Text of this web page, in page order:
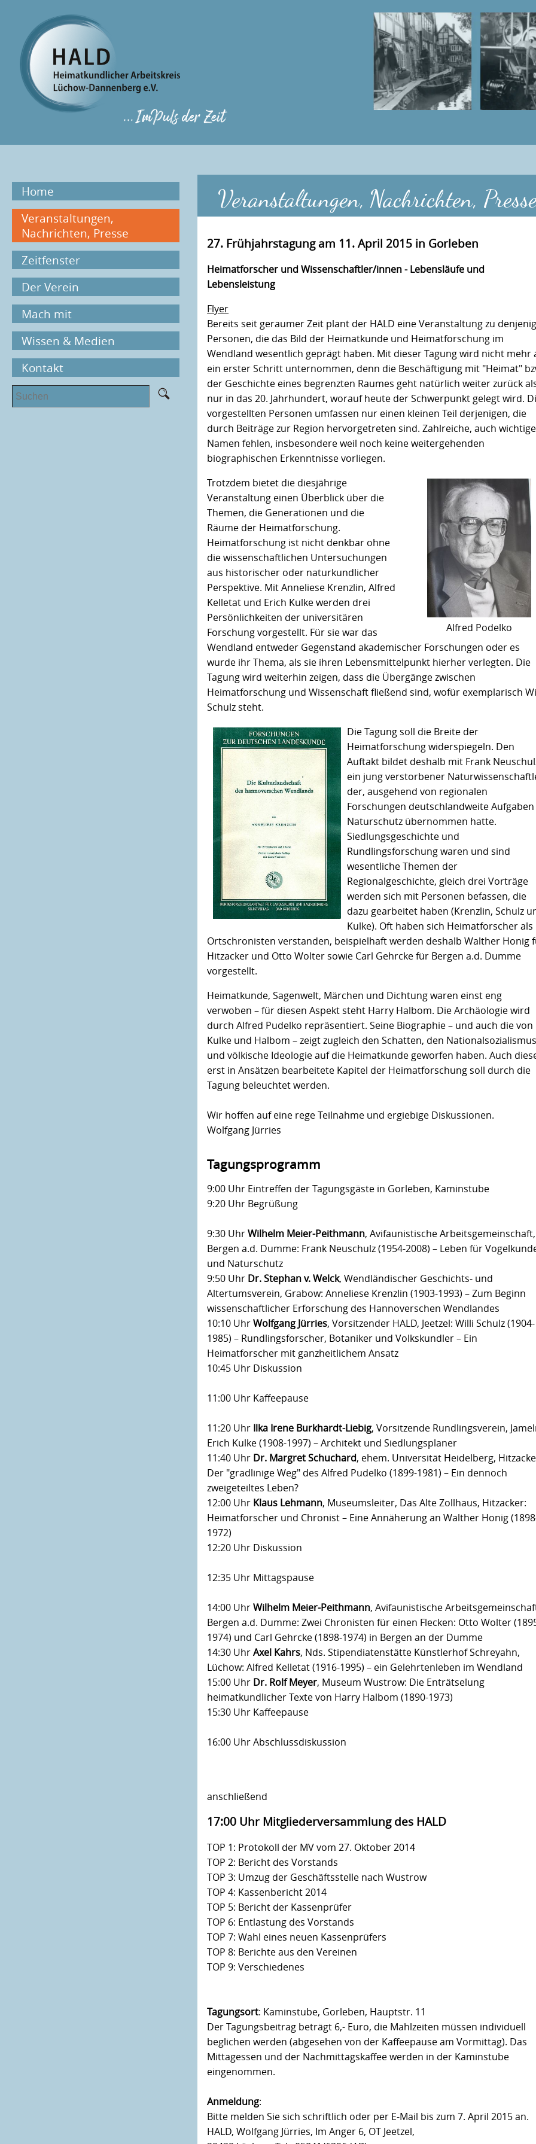
Home
Veranstaltungen,
Nachrichten, Presse
Zeitfenster
Frühjahrstagungen
Herbsttagungen
Der Verein
Vorstand + Mitgliedsvereine
Förderer
Satzung
Mach mit
Mitglied werden
Schulprojekte
Wissen & Medien
Jahreshefte
Wendland-Lexikon
Landschaft und Besiedlung
Kontakt
Impressum / Datenschutz
Veranstaltungen, Nachrichten,
27. Frühjahrstagung am 11. April 2015 in Gorleben
Heimatforscher und Wissenschaftler/innen - Lebensläufe und
Lebensleistung
Flyer
Bereits seit geraumer Zeit plant der HALD eine Veranstaltung zu
Personen, die das Bild der Heimatkunde und Heimatforschung im
Wendland wesentlich geprägt haben. Mit dieser Tagung wird nicht mehr
ein erster Schritt unternommen, denn die Beschäftigung mit "Heimat"
der Geschichte eines begrenzten Raumes geht natürlich weiter zurück
nur in das 20. Jahrhundert, worauf heute der Schwerpunkt gelegt wird.
vorgestellten Personen umfassen nur einen kleinen Teil derjenigen, die
durch Beiträge zur Region hervorgetreten sind. Zahlreiche, auch wichtige
Namen fehlen, insbesondere weil noch keine weitergehenden
biographischen Erkenntnisse vorliegen.
Alfred Podelko
Trotzdem bietet die diesjährige
Veranstaltung einen Überblick über die
Themen, die Generationen und die
Räume der Heimatforschung.
Heimatforschung ist nicht denkbar ohne
die wissenschaftlichen Untersuchungen
aus historischer oder naturkundlicher
Perspektive. Mit Anneliese Krenzlin, Alfred
Kelletat und Erich Kulke werden drei
Persönlichkeiten der universitären
Forschung vorgestellt. Für sie war das
Wendland entweder Gegenstand akademischer Forschungen oder es
wurde ihr Thema, als sie ihren Lebensmittelpunkt hierher verlegten. Die
Tagung wird weiterhin zeigen, dass die Übergänge zwischen
Heimatforschung und Wissenschaft ﬂießend sind, wofür exemplarisch
Schulz steht.
Die Tagung soll die Breite der
Heimatforschung widerspiegeln. Den
Auftakt bildet deshalb mit Frank
ein jung verstorbener
der, ausgehend von regionalen
Forschungen deutschlandweite
Naturschutz übernommen hatte.
Siedlungsgeschichte und
Rundlingsforschung waren und sind
wesentliche Themen der
Regionalgeschichte, gleich drei Vorträge
werden sich mit Personen befassen, die
dazu gearbeitet haben (Krenzlin, Schulz
Kulke). Oft haben sich Heimatforscher als
Ortschronisten verstanden, beispielhaft werden deshalb Walther Honig
Hitzacker und Otto Wolter sowie Carl Gehrcke für Bergen a.d. Dumme
vorgestellt.
Heimatkunde, Sagenwelt, Märchen und Dichtung waren einst eng
verwoben – für diesen Aspekt steht Harry Halbom. Die Archäologie wird
durch Alfred Pudelko repräsentiert. Seine Biographie – und auch die von
Kulke und Halbom – zeigt zugleich den Schatten, den
und völkische Ideologie auf die Heimatkunde geworfen haben. Auch
erst in Ansätzen bearbeitete Kapitel der Heimatforschung soll durch die
Tagung beleuchtet werden.
Wir hoffen auf eine rege Teilnahme und ergiebige Diskussionen.
Wolfgang Jürries
Tagungsprogramm
9:00 Uhr Eintreffen der Tagungsgäste in Gorleben, Kaminstube
9:20 Uhr Begrüßung
9:30 UhrWilhelm Meier-Peithmann, Avifaunistische Arbeitsgemeinschaft,
Bergen a.d. Dumme: Frank Neuschulz (1954-2008) – Leben für
und Naturschutz
9:50 Uhr Dr. Stephan v. Welck, Wendländischer Geschichts- und
Altertumsverein, Grabow: Anneliese Krenzlin (1903-1993) – Zum Beginn
wissenschaftlicher Erforschung des Hannoverschen Wendlandes
10:10 UhrWolfgang Jürries, Vorsitzender HALD, Jeetzel: Willi Schulz (1904-
1985) – Rundlingsforscher, Botaniker und Volkskundler – Ein
Heimatforscher mit ganzheitlichem Ansatz
10:45 Uhr Diskussion
11:00 Uhr Kaffeepause
11:20 Uhr Ilka Irene Burkhardt-Liebig, Vorsitzende Rundlingsverein,
Erich Kulke (1908-1997) – Architekt und Siedlungsplaner
11:40 Uhr Dr. Margret Schuchard, ehem. Universität Heidelberg,
Der "gradlinige Weg" des Alfred Pudelko (1899-1981) – Ein dennoch
zweigeteiltes Leben?
12:00 Uhr Klaus Lehmann, Museumsleiter, Das Alte Zollhaus, Hitzacker:
Heimatforscher und Chronist – Eine Annäherung an Walther Honig
1972)
12:20 Uhr Diskussion
12:35 Uhr Mittagspause
14:00 UhrWilhelm Meier-Peithmann, Avifaunistische
Bergen a.d. Dumme: Zwei Chronisten für einen Flecken: Otto Wolter
1974) und Carl Gehrcke (1898-1974) in Bergen an der Dumme
14:30 UhrAxel Kahrs, Nds. Stipendiatenstätte Künstlerhof Schreyahn,
Lüchow: Alfred Kelletat (1916-1995) – ein Gelehrtenleben im Wendland
15:00 Uhr Dr. Rolf Meyer, Museum Wustrow: Die Enträtselung
heimatkundlicher Texte von Harry Halbom (1890-1973)
15:30 Uhr Kaffeepause
16:00 Uhr Abschlussdiskussion
anschließend
17:00 Uhr Mitgliederversammlung des HALD
TOP 1: Protokoll der MV vom 27. Oktober 2014
TOP 2: Bericht des Vorstands
TOP 3: Umzug der Geschäftsstelle nach Wustrow
TOP 4: Kassenbericht 2014
TOP 5: Bericht der Kassenprüfer
TOP 6: Entlastung des Vorstands
TOP 7: Wahl eines neuen Kassenprüfers
TOP 8: Berichte aus den Vereinen
TOP 9: Verschiedenes
Tagungsort: Kaminstube, Gorleben, Hauptstr. 11
Der Tagungsbeitrag beträgt 6,- Euro, die Mahlzeiten müssen individuell
beglichen werden (abgesehen von der Kaffeepause am Vormittag). Das
Mittagessen und der Nachmittagskaffee werden in der Kaminstube
eingenommen.
Anmeldung:
Bitte melden Sie sich schriftlich oder per E-Mail bis zum 7. April 2015 an.
HALD, Wolfgang Jürries, Im Anger 6, OT Jeetzel,